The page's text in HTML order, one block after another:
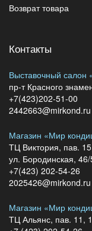
Возврат товара
Контакты
Выставочный салон
пр-т Красного
+7(423)202-51-00
2442663@mirkond.ru
Магазин «Мир
ТЦ Виктория, пав.
ул. Бородинская, 46/
+7(423) 202-54-26
2025426@mirkond.ru
Магазин «Мир
ТЦ Альянс, пав. 11,